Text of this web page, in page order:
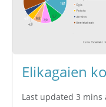
Elikagaien
Last updated 3 mins